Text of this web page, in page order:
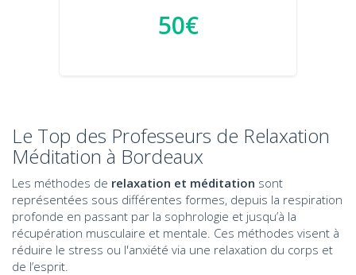
50€
Le Top des Professeurs de Relaxation
Méditation à Bordeaux
Les méthodes de relaxation et méditation sont
représentées sous différentes formes, depuis la respiration
profonde en passant par la sophrologie et jusqu’à la
récupération musculaire et mentale. Ces méthodes visent à
réduire le stress ou l'anxiété via une relaxation du corps et
de l’esprit.